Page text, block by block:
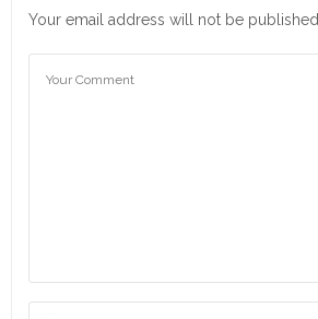
Your email address will not be published.